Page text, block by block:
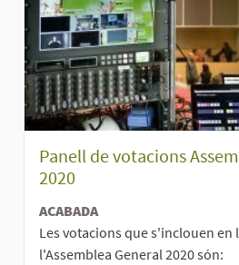
Panell de votacions
2020
ACABADA
Les votacions que s'inclouen
l'Assemblea General 2020 són: